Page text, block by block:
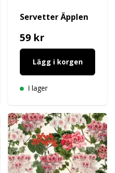
Servetter Äpplen
59 kr
Lägg i korgen
I lager